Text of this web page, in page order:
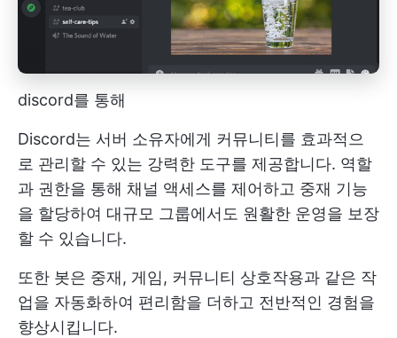
discord를 통해
Discord는 서버 소유자에게 커뮤니티를 효과적으
로 관리할 수 있는 강력한 도구를 제공합니다. 역할
과 권한을 통해 채널 액세스를 제어하고 중재 기능
을 할당하여 대규모 그룹에서도 원활한 운영을 보장
할 수 있습니다.
또한 봇은 중재, 게임, 커뮤니티 상호작용과 같은 작
업을 자동화하여 편리함을 더하고 전반적인 경험을
향상시킵니다.